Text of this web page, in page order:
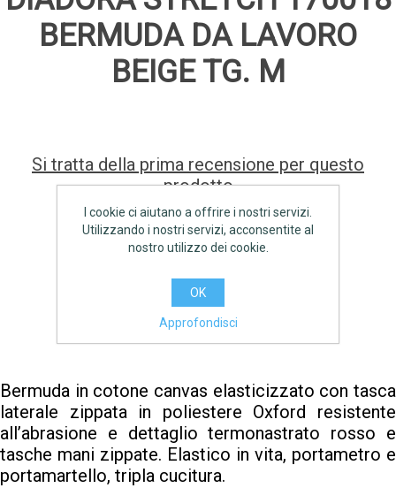
BERMUDA DA LAVORO
BEIGE TG. M
Si tratta della prima recensione per questo
prodotto
Produttore: DIADORA
€38,90 IVA inclusa
AGGIUNGI
Bermuda in cotone canvas elasticizzato con tasca
laterale zippata in poliestere Oxford resistente
all’abrasione e dettaglio termonastrato rosso e
tasche mani zippate. Elastico in vita, portametro e
portamartello, tripla cucitura.
I cookie ci aiutano a offrire i nostri servizi.
Utilizzando i nostri servizi, acconsentite al
nostro utilizzo dei cookie.
OK
Approfondisci